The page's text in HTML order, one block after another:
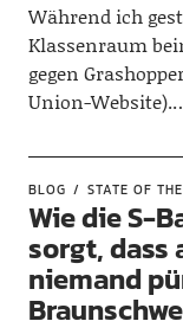
Während ich
Klassenraum
gegen
Union-
BLOG STATE OF
Wie die S-
sorgt, dass
niemand